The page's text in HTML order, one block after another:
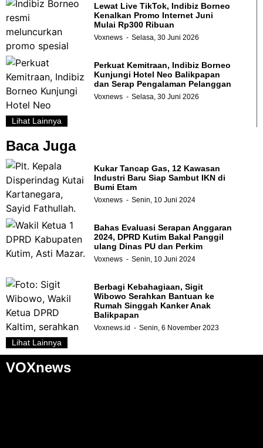
Lewat Live TikTok, Indibiz Borneo
Kenalkan Promo Internet Juni
Mulai Rp300 Ribuan
Voxnews Selasa, 30 Juni 2026
Perkuat Kemitraan, Indibiz Borneo
Kunjungi Hotel Neo Balikpapan
dan Serap Pengalaman Pelanggan
Voxnews Selasa, 30 Juni 2026
Lihat Lainnya
Baca Juga
Kukar Tancap Gas, 12 Kawasan
Industri Baru Siap Sambut IKN di
Bumi Etam
Voxnews Senin, 10 Juni 2024
Bahas Evaluasi Serapan Anggaran
2024, DPRD Kutim Bakal Panggil
ulang Dinas PU dan Perkim
Voxnews Senin, 10 Juni 2024
Berbagi Kebahagiaan, Sigit
Wibowo Serahkan Bantuan ke
Rumah Singgah Kanker Anak
Balikpapan
Voxnews.id Senin, 6 November 2023
Lihat Lainnya
VOXnews